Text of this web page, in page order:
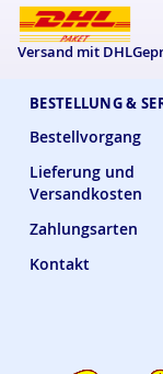
BESTELLUNG &
Bestellvorgang
Lieferung und
Versandkosten
Zahlungsarten
Kontakt
Versand mit DHL